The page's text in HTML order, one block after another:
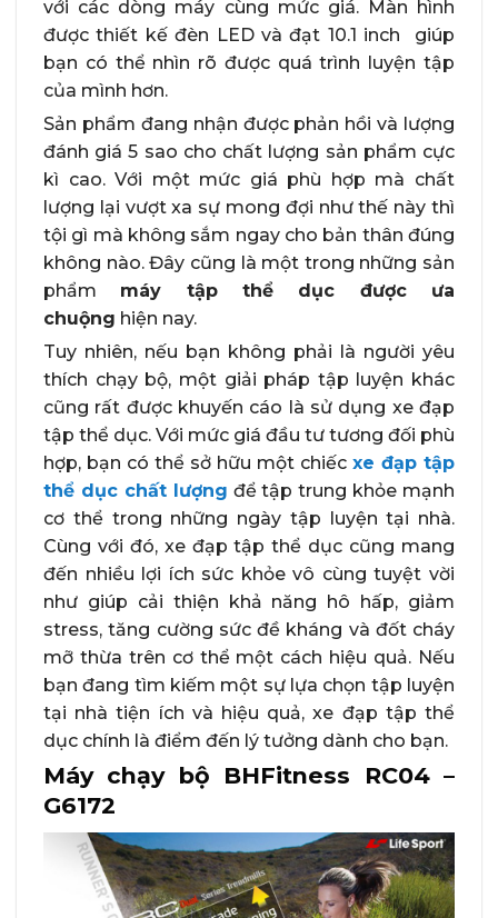
với các dòng máy cùng mức giá. Màn hình
được thiết kế đèn LED và đạt 10.1 inch giúp
bạn có thể nhìn rõ được quá trình luyện tập
của mình hơn.
Sản phẩm đang nhận được phản hồi và lượng
đánh giá 5 sao cho chất lượng sản phẩm cực
kì cao. Với một mức giá phù hợp mà chất
lượng lại vượt xa sự mong đợi như thế này thì
tội gì mà không sắm ngay cho bản thân đúng
không nào. Đây cũng là một trong những sản
phẩm máy tập thể dục được ưa
chuộng hiện nay.
Tuy nhiên, nếu bạn không phải là người yêu
thích chạy bộ, một giải pháp tập luyện khác
cũng rất được khuyến cáo là sử dụng xe đạp
tập thể dục. Với mức giá đầu tư tương đối phù
hợp, bạn có thể sở hữu một chiếc xe đạp tập
thể dục chất lượng để tập trung khỏe mạnh
cơ thể trong những ngày tập luyện tại nhà.
Cùng với đó, xe đạp tập thể dục cũng mang
đến nhiều lợi ích sức khỏe vô cùng tuyệt vời
như giúp cải thiện khả năng hô hấp, giảm
stress, tăng cường sức đề kháng và đốt cháy
mỡ thừa trên cơ thể một cách hiệu quả. Nếu
bạn đang tìm kiếm một sự lựa chọn tập luyện
tại nhà tiện ích và hiệu quả, xe đạp tập thể
dục chính là điểm đến lý tưởng dành cho bạn.
Máy chạy bộ BHFitness RC04 –
G6172